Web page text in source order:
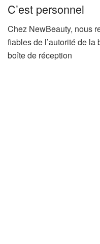
C’est personnel
Chez NewBeauty, nous
fiables de l’autorité de
boîte de réception